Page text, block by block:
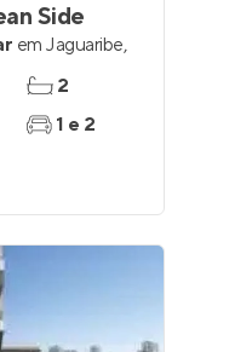
Side
em Jaguaribe,
2
1 e 2